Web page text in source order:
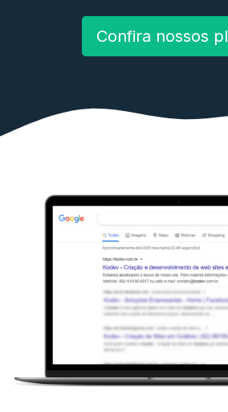
Confira nossos